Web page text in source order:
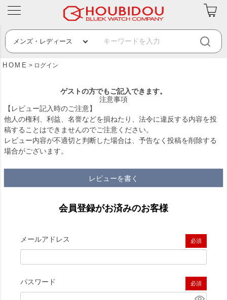
HOME ログイン
ゲストの方でもご記入できます。
注意事項
【レビュー記入時のご注意】
他人の権利、利益、名誉などを損ねたり、法令に違反する内容を投
稿することはできませんのでご注意ください。
レビュー内容が不適切と判断した場合は、予告なく投稿を削除する
場合がございます。
レビューを書く
会員登録がお済みのお客様
メールアドレス
(必須)
パスワード
(必須)